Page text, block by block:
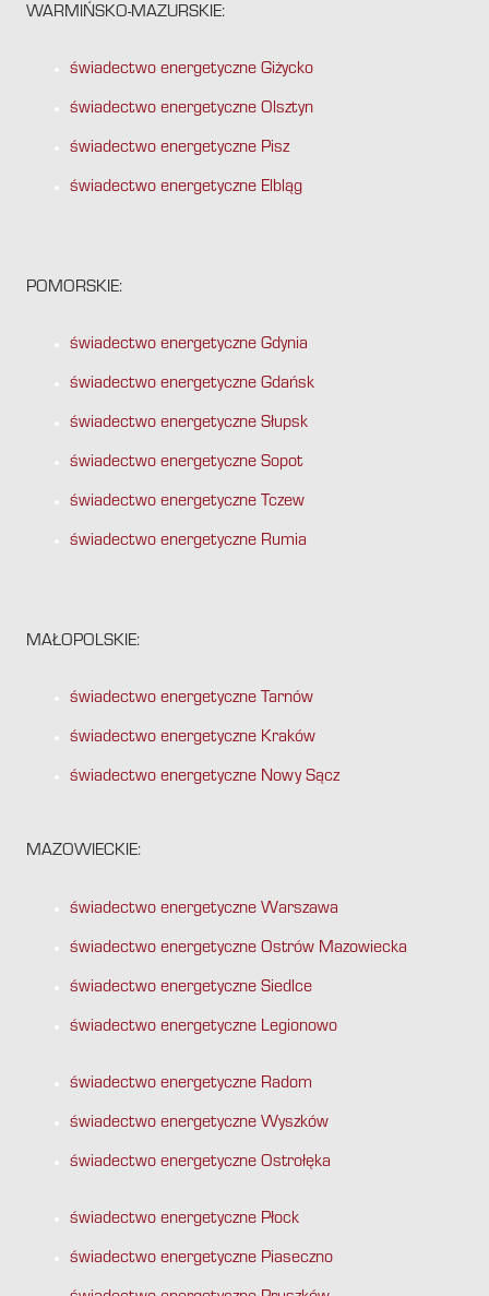
WARMIŃSKO-MAZURSKIE:
świadectwo energetyczne Giżycko
świadectwo energetyczne Olsztyn
świadectwo energetyczne Pisz
świadectwo energetyczne Elbląg
POMORSKIE:
świadectwo energetyczne Gdynia
świadectwo energetyczne Gdańsk
świadectwo energetyczne Słupsk
świadectwo energetyczne Sopot
świadectwo energetyczne Tczew
świadectwo energetyczne Rumia
MAŁOPOLSKIE:
świadectwo energetyczne Tarnów
świadectwo energetyczne Kraków
świadectwo energetyczne Nowy Sącz
MAZOWIECKIE:
świadectwo energetyczne Warszawa
świadectwo energetyczne Ostrów Mazowiecka
świadectwo energetyczne Siedlce
świadectwo energetyczne Legionowo
świadectwo energetyczne Radom
świadectwo energetyczne Wyszków
świadectwo energetyczne Ostrołęka
świadectwo energetyczne Płock
świadectwo energetyczne Piaseczno